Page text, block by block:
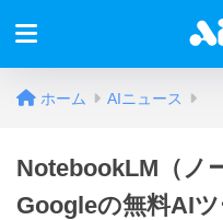
ホーム AIニュース
NotebookLM（ノ
Googleの無料AI